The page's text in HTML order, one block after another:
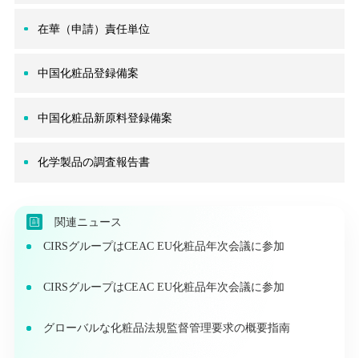
在華（申請）責任単位
中国化粧品登録備案
中国化粧品新原料登録備案
化学製品の調査報告書
関連ニュース
CIRSグループはCEAC EU化粧品年次会議に参加
CIRSグループはCEAC EU化粧品年次会議に参加
グローバルな化粧品法規監督管理要求の概要指南